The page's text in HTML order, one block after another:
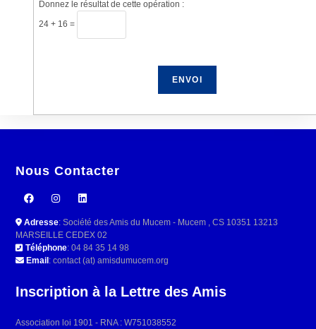
Donnez le résultat de cette opération :
24 + 16 =
Nous Contacter
Adresse: Société des Amis du Mucem - Mucem , CS 10351 13213
MARSEILLE CEDEX 02
Téléphone: 04 84 35 14 98
Email : contact (at) amisdumucem.org
Inscription à la Lettre des Amis
Association loi 1901 - RNA : W751038552